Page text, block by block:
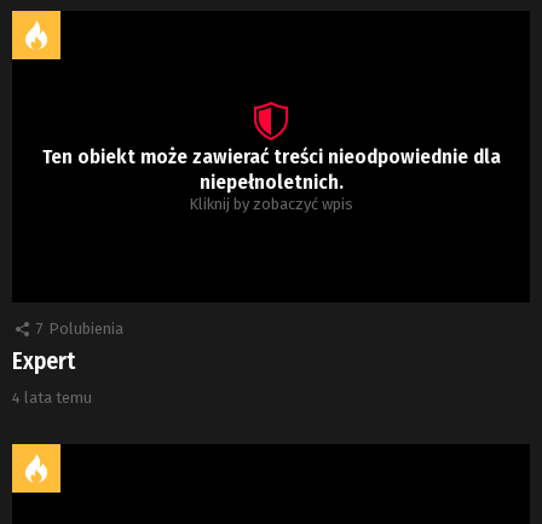
Ten obiekt może zawierać treści nieodpowiednie dla
niepełnoletnich.
Kliknij by zobaczyć wpis
7 Polubienia
Expert
4 lata temu